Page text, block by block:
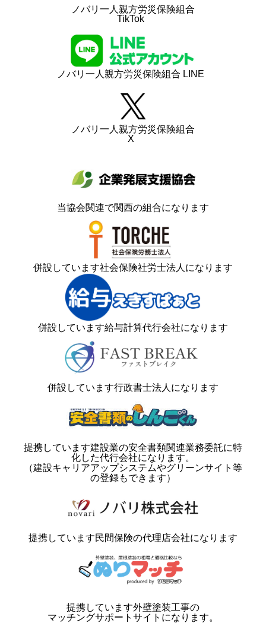
ノバリ一人親方労災保険組合
TikTok
ノバリ一人親方労災保険組合 LINE
ノバリ一人親方労災保険組合
X
当協会関連で関西の組合になります
併設しています社会保険社労士法人になります
併設しています給与計算代行会社になります
併設しています行政書士法人になります
提携しています建設業の安全書類関連業務委託に特
化した代行会社になります。
（建設キャリアアップシステムやグリーンサイト等
の登録もできます）
提携しています民間保険の代理店会社になります
提携しています外壁塗装工事の
マッチングサポートサイトになります。